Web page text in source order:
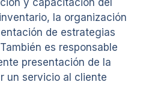
y capacitación del
la organización
de estrategias
es responsable
presentación de la
un servicio al cliente